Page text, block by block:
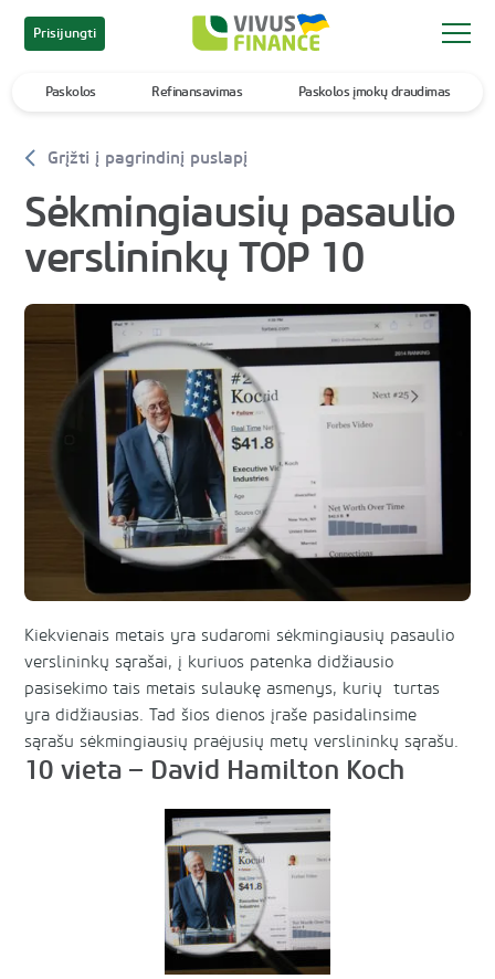
Prisijungti
Paskolos Refinansavimas Paskolos įmokų draudimas
Grįžti į pagrindinį puslapį
Sėkmingiausių pasaulio
verslininkų TOP 10
Kiekvienais metais yra sudaromi sėkmingiausių pasaulio
verslininkų sąrašai, į kuriuos patenka didžiausio
pasisekimo tais metais sulaukę asmenys, kurių turtas
yra didžiausias. Tad šios dienos įraše pasidalinsime
sąrašu sėkmingiausių praėjusių metų verslininkų sąrašu.
10 vieta – David Hamilton Koch